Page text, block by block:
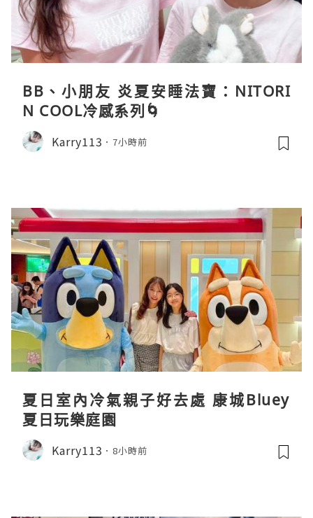
BB、小朋友 炎夏安睡法寶：NITORI
N COOL冷感系列🌀
Karry113 7小時前
夏日室內冷氣親子好去處 康城Bluey
夏日玩樂庭園
Karry113 8小時前